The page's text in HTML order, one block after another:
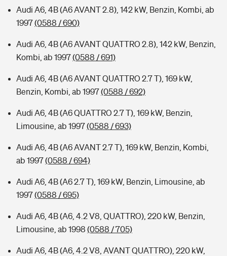
Audi A6, 4B (A6 AVANT 2.8), 142 kW, Benzin, Kombi, ab
1997(0588 / 690)
Audi A6, 4B (A6 AVANT QUATTRO 2.8), 142 kW, Benzin,
Kombi, ab 1997(0588 / 691)
Audi A6, 4B (A6 AVANT QUATTRO 2.7 T), 169 kW,
Benzin, Kombi, ab 1997(0588 / 692)
Audi A6, 4B (A6 QUATTRO 2.7 T), 169 kW, Benzin,
Limousine, ab 1997(0588 / 693)
Audi A6, 4B (A6 AVANT 2.7 T), 169 kW, Benzin, Kombi,
ab 1997(0588 / 694)
Audi A6, 4B (A6 2.7 T), 169 kW, Benzin, Limousine, ab
1997(0588 / 695)
Audi A6, 4B (A6, 4.2 V8, QUATTRO), 220 kW, Benzin,
Limousine, ab 1998 (0588 / 705)
Audi A6, 4B (A6, 4.2 V8, AVANT QUATTRO), 220 kW,